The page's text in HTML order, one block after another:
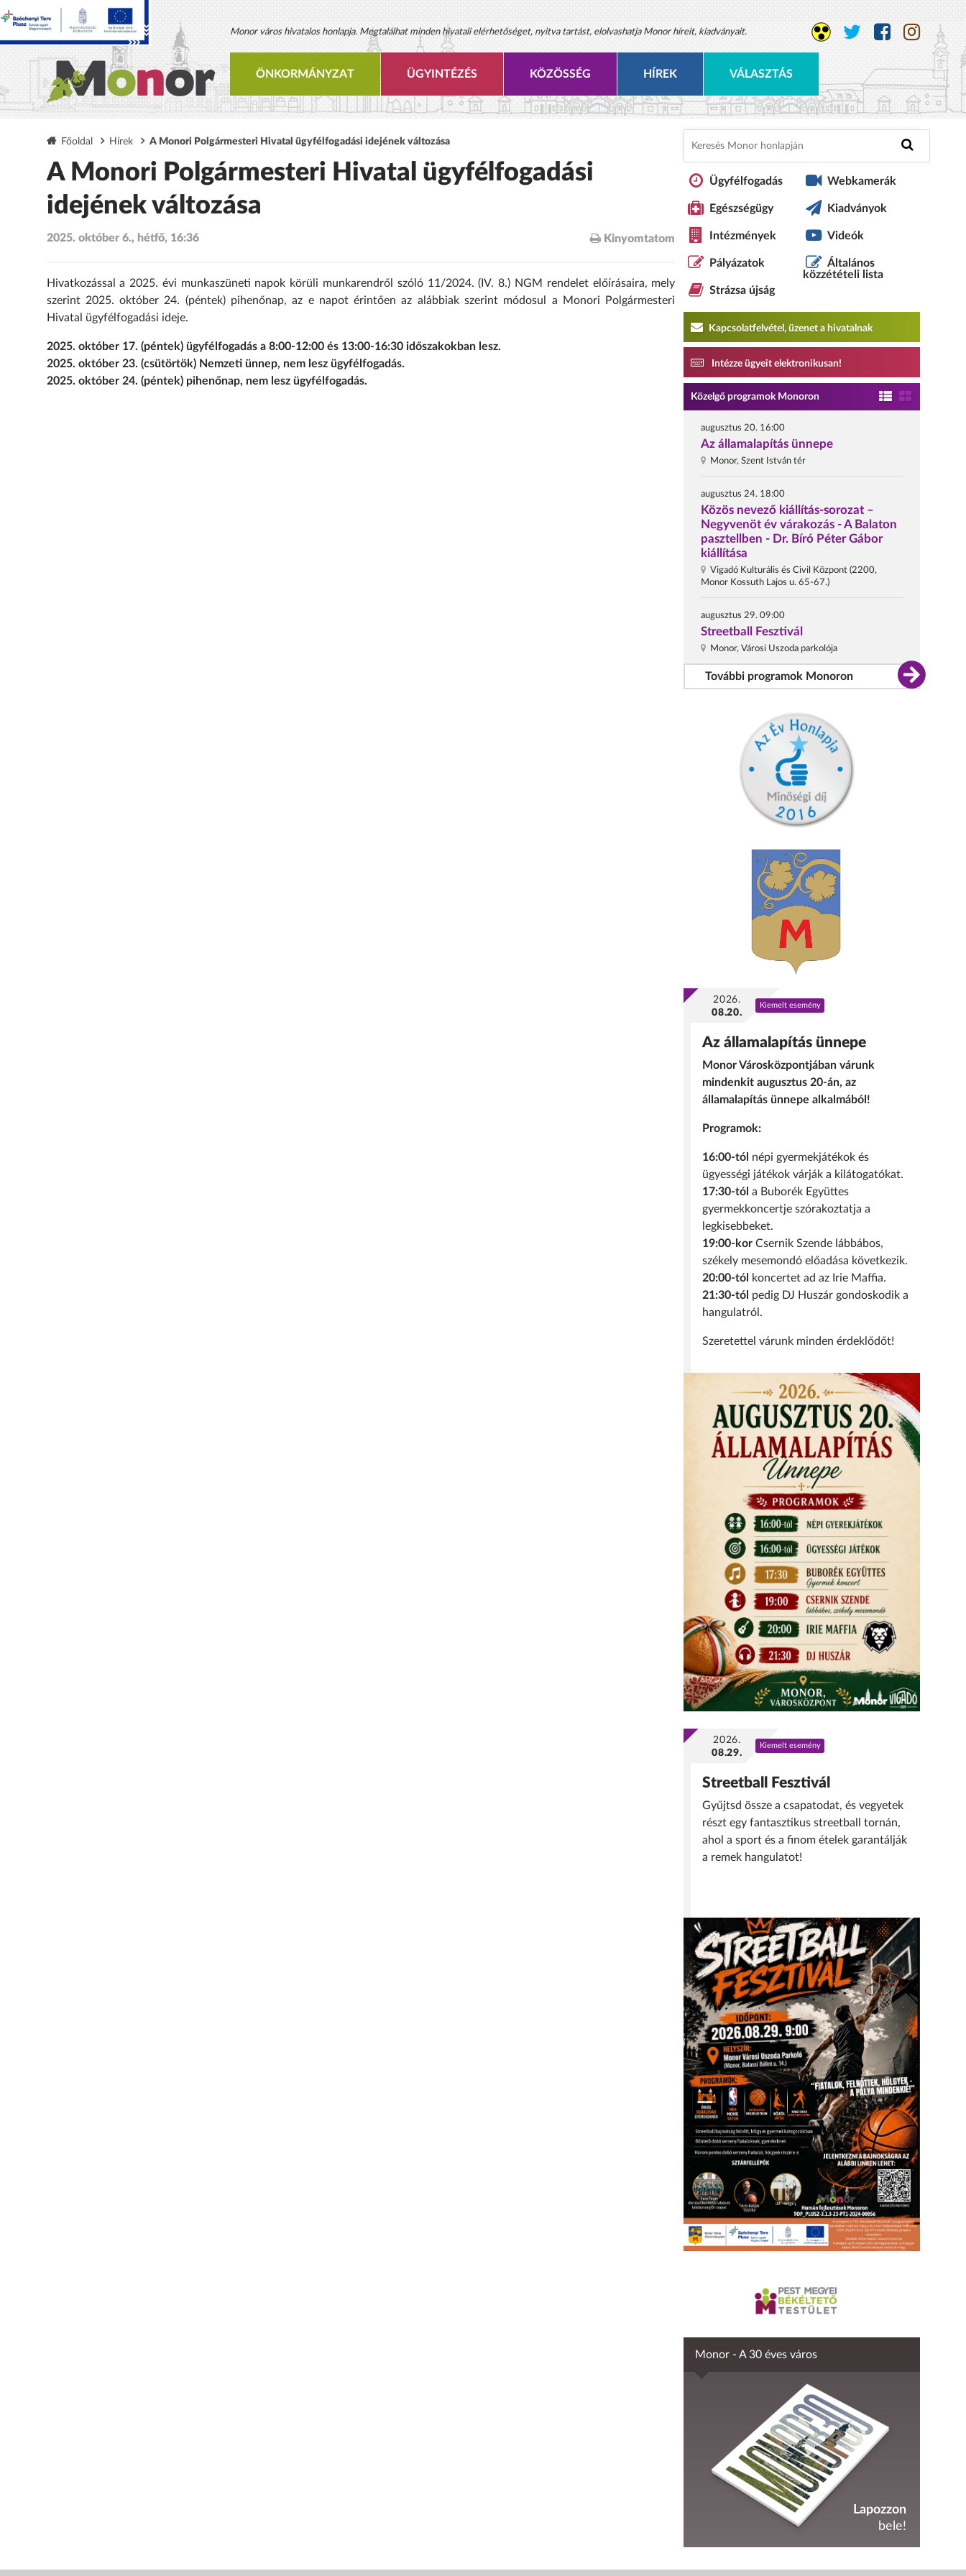
Monor város hivatalos honlapja. Megtalálhat minden hivatali elérhetőséget, nyitva tartást, elolvashatja Monor híreit, kiadványait.
ÖNKORMÁNYZAT ÜGYINTÉZÉS KÖZÖSSÉG HÍREK VÁLASZTÁS
Főoldal Hírek A Monori Polgármesteri Hivatal ügyfélfogadási idejének változása
A Monori Polgármesteri Hivatal ügyfélfogadási
idejének változása
2025. október 6., hétfő, 16:36 Kinyomtatom
Hivatkozással a 2025. évi munkaszüneti napok körüli munkarendről szóló 11/2024. (IV. 8.) NGM rendelet előírásaira, mely
szerint 2025. október 24. (péntek) pihenőnap, az e napot érintően az alábbiak szerint módosul a Monori Polgármesteri
Hivatal ügyfélfogadási ideje.
2025. október 17. (péntek) ügyfélfogadás a 8:00-12:00 és 13:00-16:30 időszakokban lesz.
2025. október 23. (csütörtök) Nemzeti ünnep, nem lesz ügyfélfogadás.
2025. október 24. (péntek) pihenőnap, nem lesz ügyfélfogadás.
Ügyfélfogadás
Egészségügy
Intézmények
Pályázatok
Strázsa újság
Webkamerák
Kiadványok
Videók
Általános
közzétételi lista
Kapcsolatfelvétel, üzenet a hivatalnak
Intézze ügyeit elektronikusan!
Közelgő programok Monoron
augusztus 20. 16:00
Az államalapítás ünnepe
Monor, Szent István tér
augusztus 24. 18:00
Közös nevező kiállítás-sorozat –
Negyvenöt év várakozás - A Balaton
pasztellben - Dr. Bíró Péter Gábor
kiállítása
Vigadó Kulturális és Civil Központ (2200,
Monor Kossuth Lajos u. 65-67.)
augusztus 29. 09:00
Streetball Fesztivál
Monor, Városi Uszoda parkolója
További programok Monoron
2026.
08.20.
Kiemelt esemény
Az államalapítás ünnepe
Monor Városközpontjában várunk
mindenkit augusztus 20-án, az
államalapítás ünnepe alkalmából!
Programok:
16:00-tól népi gyermekjátékok és
ügyességi játékok várják a kilátogatókat.
17:30-tól a Buborék Együttes
gyermekkoncertje szórakoztatja a
legkisebbeket.
19:00-kor Csernik Szende lábbábos,
székely mesemondó előadása következik.
20:00-tól
koncertet ad az Irie Maffia.
21:30-tól pedig DJ Huszár gondoskodik a
hangulatról.
Szeretettel várunk minden érdeklődőt!
2026.
08.29.
Kiemelt esemény
Streetball Fesztivál
Gyűjtsd össze a csapatodat, és vegyetek
részt egy fantasztikus streetball tornán,
ahol a sport és a finom ételek garantálják
a remek hangulatot!
Monor - A 30 éves város
Lapozzon
bele!